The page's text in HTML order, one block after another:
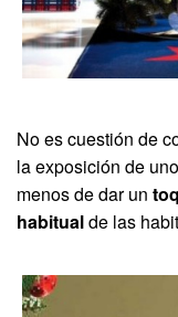
No es cuestión de
la exposición de
menos de dar un
habitualde las